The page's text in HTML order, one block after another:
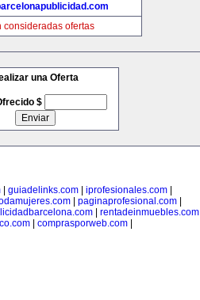
consideradas ofertas
una Oferta
$
guiadelinks.com iprofesionales.com
paginaprofesional.com
| rentadeinmuebles.com|
comprasporweb.com